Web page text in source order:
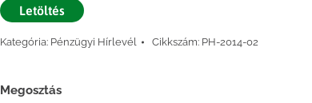
Letöltés
Kategória: Pénzügyi Hírlevél Cikkszám: PH-2014-02
Megosztás